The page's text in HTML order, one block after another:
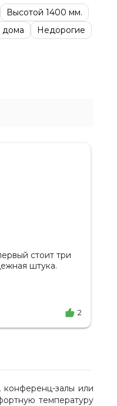
Высотой 1400 мм.
дома
Недорогие
стоит три
штука.
2
залы или
температуру